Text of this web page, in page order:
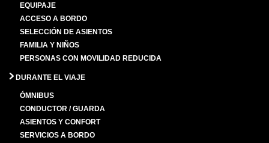
EQUIPAJE
ACCESO A BORDO
SELECCIÓN DE ASIENTOS
FAMILIA Y NIÑOS
PERSONAS CON MOVILIDAD REDUCIDA
DURANTE EL VIAJE
ÓMNIBUS
CONDUCTOR / GUARDA
ASIENTOS Y CONFORT
SERVICIOS A BORDO